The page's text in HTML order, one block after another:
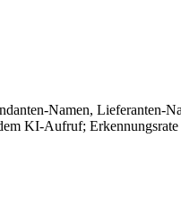
Namen,
KI-Aufruf;